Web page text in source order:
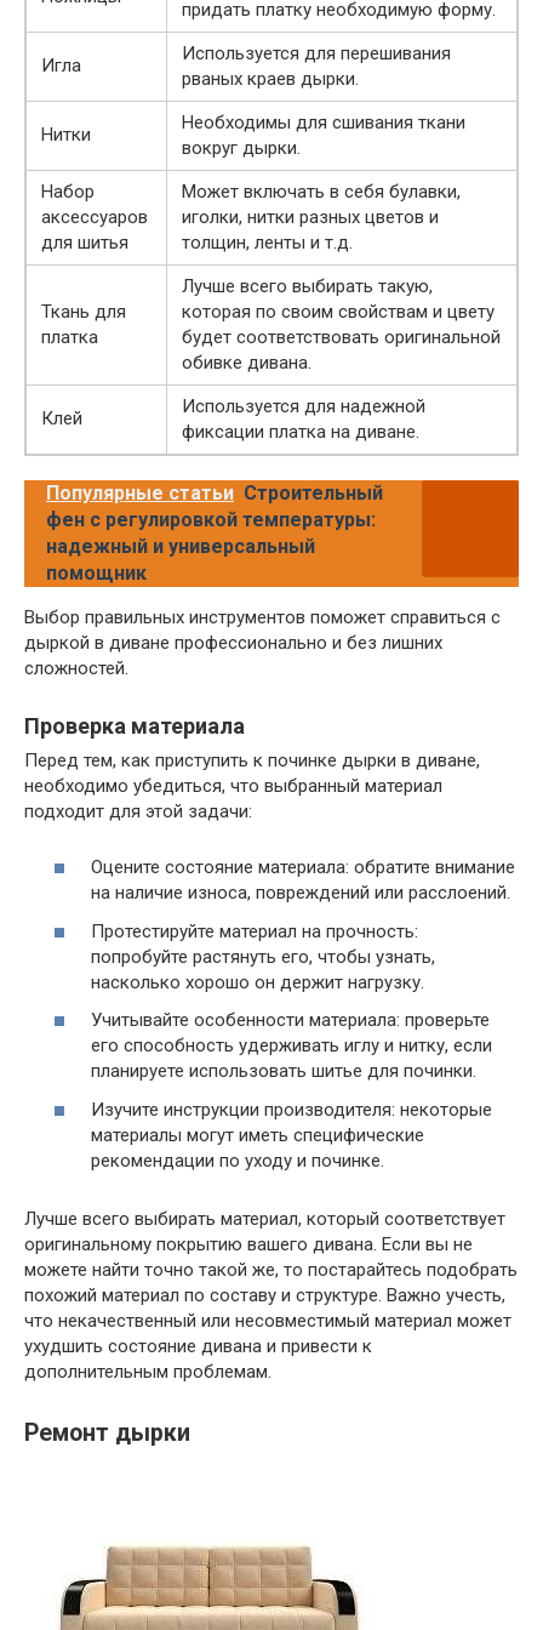
придать платку необходимую форму.
Игла
Используется для перешивания
рваных краев дырки.
Нитки
Необходимы для сшивания ткани
вокруг дырки.
Набор
аксессуаров
для шитья
Может включать в себя булавки,
иголки, нитки разных цветов и
толщин, ленты и т.д.
Ткань для
платка
Лучше всего выбирать такую,
которая по своим свойствам и цвету
будет соответствовать оригинальной
обивке дивана.
Клей
Используется для надежной
фиксации платка на диване.
Популярные статьи Строительный
фен с регулировкой температуры:
надежный и универсальный
помощник
Выбор правильных инструментов поможет справиться с
дыркой в диване профессионально и без лишних
сложностей.
Проверка материала
Перед тем, как приступить к починке дырки в диване,
необходимо убедиться, что выбранный материал
подходит для этой задачи:
Оцените состояние материала: обратите внимание
на наличие износа, повреждений или расслоений.
Протестируйте материал на прочность:
попробуйте растянуть его, чтобы узнать,
насколько хорошо он держит нагрузку.
Учитывайте особенности материала: проверьте
его способность удерживать иглу и нитку, если
планируете использовать шитье для починки.
Изучите инструкции производителя: некоторые
материалы могут иметь специфические
рекомендации по уходу и починке.
Лучше всего выбирать материал, который соответствует
оригинальному покрытию вашего дивана. Если вы не
можете найти точно такой же, то постарайтесь подобрать
похожий материал по составу и структуре. Важно учесть,
что некачественный или несовместимый материал может
ухудшить состояние дивана и привести к
дополнительным проблемам.
Ремонт дырки